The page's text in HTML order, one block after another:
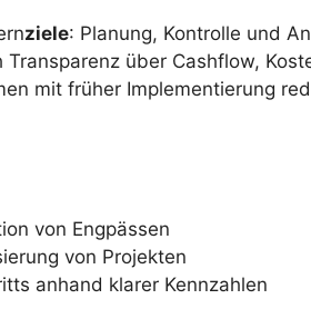
ziele: Planung, Kontrolle und
über Cashflow,
mit früher Implementierung
von Engpässen
von Projekten
anhand klarer Kennzahlen